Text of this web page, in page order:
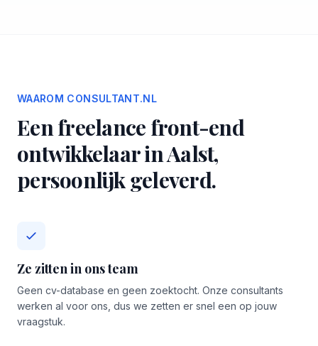
WAAROM CONSULTANT.NL
Een freelance front-end
ontwikkelaar in Aalst,
persoonlijk geleverd.
Ze zitten in ons team
Geen cv-database en geen zoektocht. Onze consultants
werken al voor ons, dus we zetten er snel een op jouw
vraagstuk.